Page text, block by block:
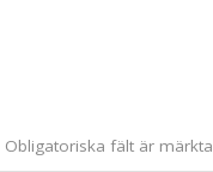
Obligatoriska fält är märkta